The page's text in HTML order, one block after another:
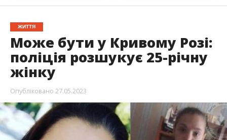
ЖИТТЯ
Може бути у Кривому Розі:
поліція розшукує 25-річну
жінку
Опубліковано 27.05.2023